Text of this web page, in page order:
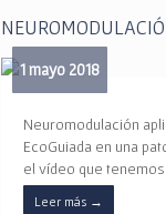
1 mayo 2018
Neuromodulación
EcoGuiada en una
el vídeo que tenemos
Leer más →